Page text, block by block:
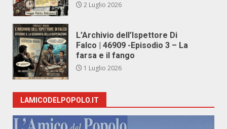
2 Luglio 2026
L’Archivio dell’Ispettore Di
Falco | 46909 -Episodio 3 – La
farsa e il fango
1 Luglio 2026
LAMICODELPOPOLO.IT